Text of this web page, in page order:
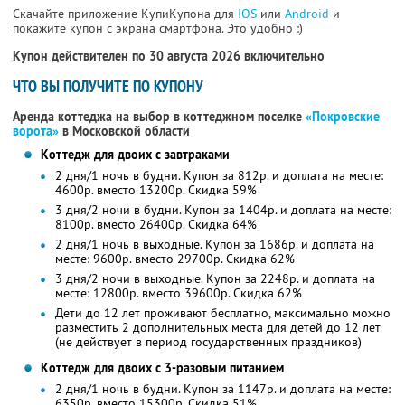
Скачайте приложение КупиКупона для IOS или Android и
покажите купон с экрана смартфона. Это удобно :)
Купон действителен по 30 августа 2026 включительно
ЧТО ВЫ ПОЛУЧИТЕ ПО КУПОНУ
Аренда коттеджа на выбор в коттеджном поселке «Покровские
ворота» в Московской области
Коттедж для двоих с завтраками
2 дня/1 ночь в будни. Купон за 812р. и доплата на месте:
4600р. вместо 13200р. Скидка 59%
3 дня/2 ночи в будни. Купон за 1404р. и доплата на месте:
8100р. вместо 26400р. Скидка 64%
2 дня/1 ночь в выходные. Купон за 1686р. и доплата на
месте: 9600р. вместо 29700р. Скидка 62%
3 дня/2 ночи в выходные. Купон за 2248р. и доплата на
месте: 12800р. вместо 39600р. Скидка 62%
Дети до 12 лет проживают бесплатно, максимально можно
разместить 2 дополнительных места для детей до 12 лет
(не действует в период государственных праздников)
Коттедж для двоих с 3-разовым питанием
2 дня/1 ночь в будни. Купон за 1147р. и доплата на месте: